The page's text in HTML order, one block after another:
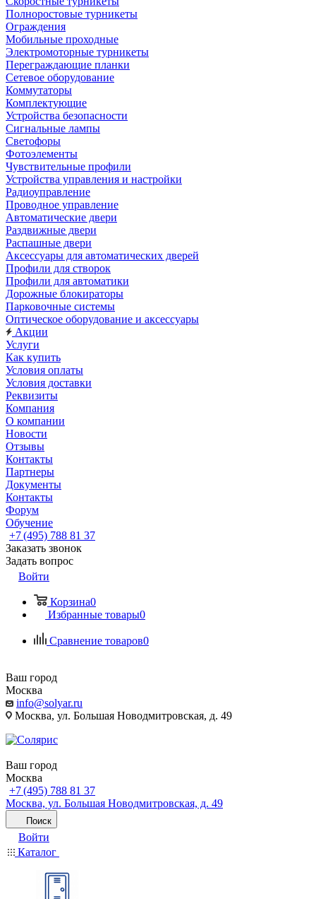
Полноростовые турникеты
Ограждения
Мобильные проходные
Электромоторные турникеты
Переграждающие планки
Сетевое оборудование
Коммутаторы
Комплектующие
Устройства безопасности
Сигнальные лампы
Светофоры
Фотоэлементы
Чувствительные профили
Устройства управления и настройки
Радиоуправление
Проводное управление
Автоматические двери
Раздвижные двери
Распашные двери
Аксессуары для автоматических дверей
Профили для створок
Профили для автоматики
Дорожные блокираторы
Парковочные системы
Оптическое оборудование и аксессуары
Акции
Услуги
Как купить
Условия оплаты
Условия доставки
Реквизиты
Компания
О компании
Новости
Отзывы
Контакты
Партнеры
Документы
Контакты
Форум
Обучение
+7 (495) 788 81 37
Заказать звонок
Задать вопрос
Войти
Корзина0
Избранные товары0
Сравнение товаров0
Ваш город
Москва
info@solyar.ru
Москва, ул. Большая Новодмитровская, д. 49
Ваш город
Москва
+7 (495) 788 81 37
Москва, ул. Большая Новодмитровская, д. 49
Поиск
Войти
Каталог